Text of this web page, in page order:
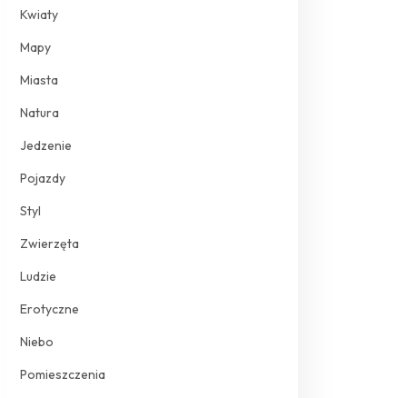
Kwiaty
Mapy
Miasta
Natura
Jedzenie
Pojazdy
Styl
Zwierzęta
Ludzie
Erotyczne
Niebo
Pomieszczenia